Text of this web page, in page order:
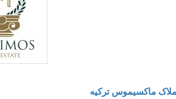
ماکسیموس ترکیه